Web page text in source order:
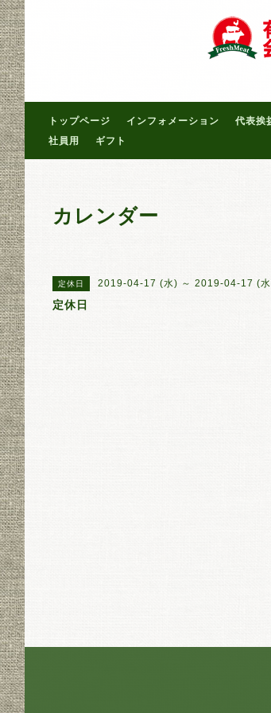
トップページ インフォメーション 代表挨
社員用
ギフト
カレンダー
定休日 2019-04-17 (水) ～ 2019-04-17 (
定休日